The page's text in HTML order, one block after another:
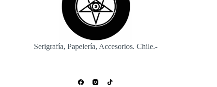
Serigrafía, Papelería, Accesorios. Chile.-